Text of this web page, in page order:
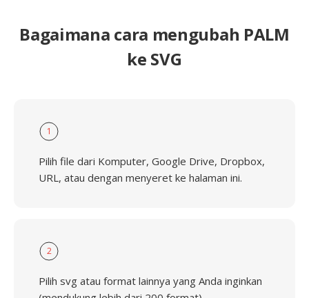
Bagaimana cara mengubah PALM
ke SVG
1
Pilih file dari Komputer, Google Drive, Dropbox,
URL, atau dengan menyeret ke halaman ini.
2
Pilih svg atau format lainnya yang Anda inginkan